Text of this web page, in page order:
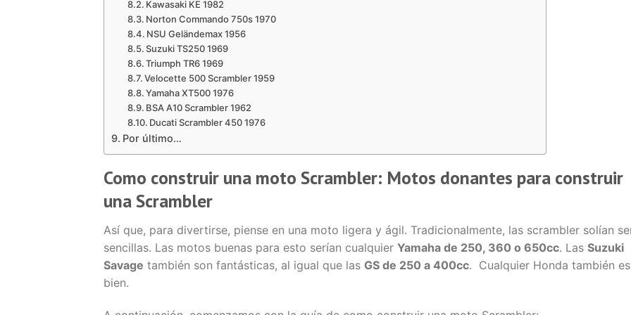
Kawasaki KE 1982
Norton Commando 750s 1970
NSU Geländemax 1956
Suzuki TS250 1969
Triumph TR6 1969
Velocette 500 Scrambler 1959
Yamaha XT500 1976
BSA A10 Scrambler 1962
Ducati Scrambler 450 1976
Por último…
Como construir una moto Scrambler: Motos donantes para construir
una Scrambler
Así que, para divertirse, piense en una moto ligera y ágil. Tradicionalmente, las scrambler solían
sencillas. Las motos buenas para esto serían cualquier Yamaha de 250, 360 o 650cc. Las Suzuki
Savage también son fantásticas, al igual que las GS de 250 a 400cc. Cualquier Honda también
bien.